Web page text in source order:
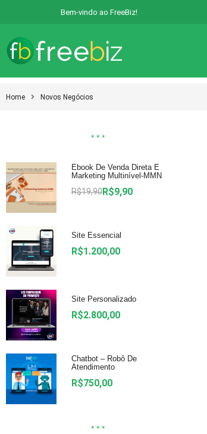
Bem-vindo ao FreeBiz!
Home Novos Negócios
* * *
Ebook De Venda Direta E
Marketing Multinível-MMN
R$19,90R$9,90
Site Essencial
R$1.200,00
Site Personalizado
R$2.800,00
Chatbot – Robô De
Atendimento
R$750,00
* * *